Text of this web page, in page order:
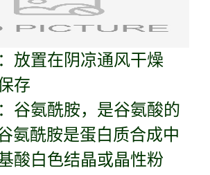
放置在阴凉通风干燥
存
谷氨酰胺，是谷氨酸的
氨酰胺是蛋白质合成中
酸白色结晶或晶性粉